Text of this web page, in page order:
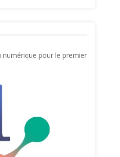
pour le premier